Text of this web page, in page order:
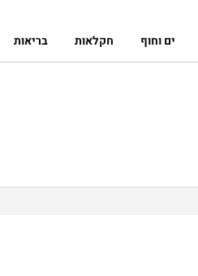
ים וחוף חקלאות בריאות